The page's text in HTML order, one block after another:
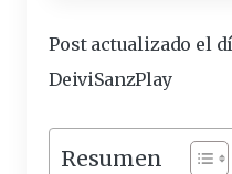
Post actualizado el
DeiviSanzPlay
Resumen